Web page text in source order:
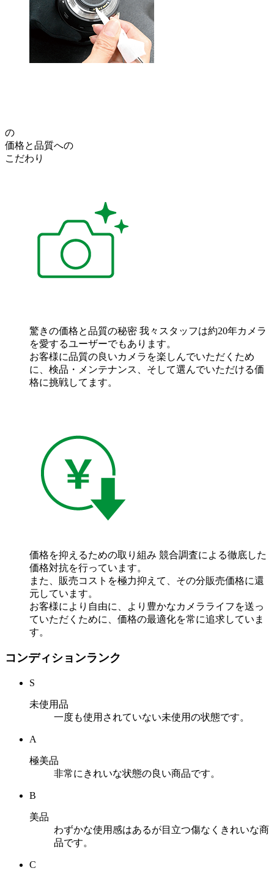
の
価格と品質への
こだわり
驚きの価格と品質の秘密 我々スタッフは約20年カメラ
を愛するユーザーでもあります。
お客様に品質の良いカメラを楽しんでいただくため
に、検品・メンテナンス、そして選んでいただける価
格に挑戦してます。
価格を抑えるための取り組み 競合調査による徹底した
価格対抗を行っています。
また、販売コストを極力抑えて、その分販売価格に還
元しています。
お客様により自由に、より豊かなカメラライフを送っ
ていただくために、価格の最適化を常に追求していま
す。
コンディションランク
S
未使用品
一度も使用されていない未使用の状態です。
A
極美品
非常にきれいな状態の良い商品です。
B
美品
わずかな使用感はあるが目立つ傷なくきれいな商
品です。
C